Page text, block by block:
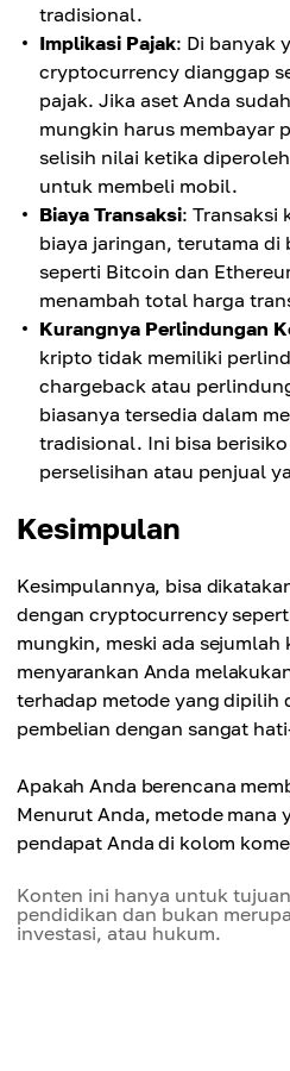
tradisional.
Implikasi Pajak: Di banyak
cryptocurrency dianggap
pajak. Jika aset Anda
mungkin harus membayar
selisih nilai ketika
untuk membeli mobil.
Biaya Transaksi: Transaksi
biaya jaringan, terutama
seperti Bitcoin dan
menambah total harga
Kurangnya Perlindungan
kripto tidak memiliki
chargeback atau
biasanya tersedia dalam
tradisional. Ini bisa
perselisihan atau penjual
Kesimpulan
Kesimpulannya, bisa
dengan cryptocurrency
mungkin, meski ada sejumlah
menyarankan Anda
terhadap metode yang dipilih
pembelian dengan sangat
Apakah Anda berencana
Menurut Anda, metode mana
pendapat Anda di kolom
Konten ini hanya untuk
pendidikan dan bukan
investasi, atau hukum.